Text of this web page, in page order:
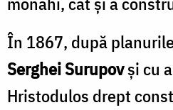
În 1867, după
Serghei Surupovşi cu
Hristodulos drept